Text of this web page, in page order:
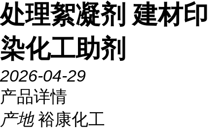
处理絮凝剂 建材印
染化工助剂
2026-04-29
产品详情
产地 裕康化工